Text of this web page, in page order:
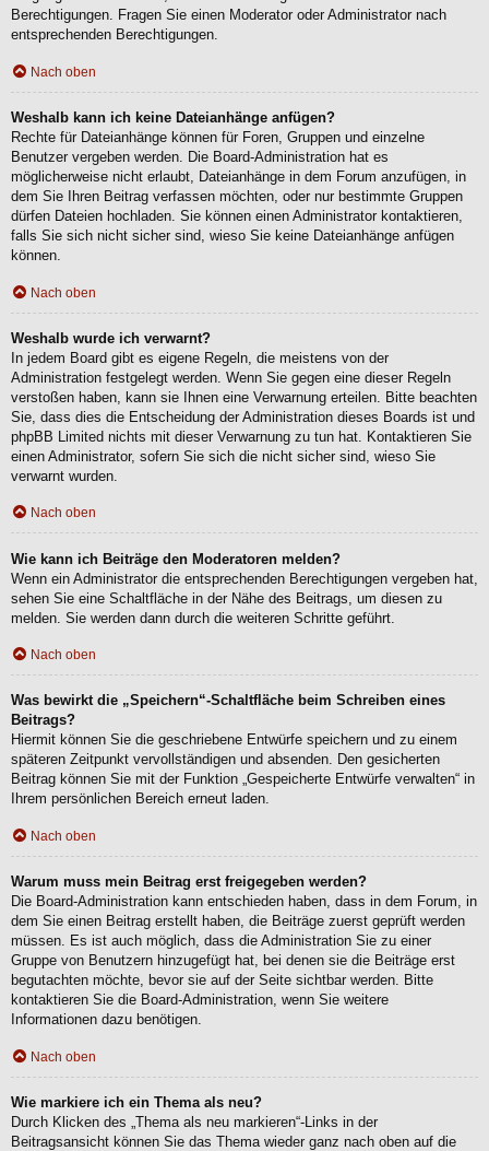
Berechtigungen. Fragen Sie einen Moderator oder Administrator nach
entsprechenden Berechtigungen.
Nach oben
Weshalb kann ich keine Dateianhänge anfügen?
Rechte für Dateianhänge können für Foren, Gruppen und einzelne
Benutzer vergeben werden. Die Board-Administration hat es
möglicherweise nicht erlaubt, Dateianhänge in dem Forum anzufügen, in
dem Sie Ihren Beitrag verfassen möchten, oder nur bestimmte Gruppen
dürfen Dateien hochladen. Sie können einen Administrator kontaktieren,
falls Sie sich nicht sicher sind, wieso Sie keine Dateianhänge anfügen
können.
Nach oben
Weshalb wurde ich verwarnt?
In jedem Board gibt es eigene Regeln, die meistens von der
Administration festgelegt werden. Wenn Sie gegen eine dieser Regeln
verstoßen haben, kann sie Ihnen eine Verwarnung erteilen. Bitte beachten
Sie, dass dies die Entscheidung der Administration dieses Boards ist und
phpBB Limited nichts mit dieser Verwarnung zu tun hat. Kontaktieren Sie
einen Administrator, sofern Sie sich die nicht sicher sind, wieso Sie
verwarnt wurden.
Nach oben
Wie kann ich Beiträge den Moderatoren melden?
Wenn ein Administrator die entsprechenden Berechtigungen vergeben hat,
sehen Sie eine Schaltfläche in der Nähe des Beitrags, um diesen zu
melden. Sie werden dann durch die weiteren Schritte geführt.
Nach oben
Was bewirkt die „Speichern“-Schaltfläche beim Schreiben eines
Beitrags?
Hiermit können Sie die geschriebene Entwürfe speichern und zu einem
späteren Zeitpunkt vervollständigen und absenden. Den gesicherten
Beitrag können Sie mit der Funktion „Gespeicherte Entwürfe verwalten“ in
Ihrem persönlichen Bereich erneut laden.
Nach oben
Warum muss mein Beitrag erst freigegeben werden?
Die Board-Administration kann entschieden haben, dass in dem Forum, in
dem Sie einen Beitrag erstellt haben, die Beiträge zuerst geprüft werden
müssen. Es ist auch möglich, dass die Administration Sie zu einer
Gruppe von Benutzern hinzugefügt hat, bei denen sie die Beiträge erst
begutachten möchte, bevor sie auf der Seite sichtbar werden. Bitte
kontaktieren Sie die Board-Administration, wenn Sie weitere
Informationen dazu benötigen.
Nach oben
Wie markiere ich ein Thema als neu?
Durch Klicken des „Thema als neu markieren“-Links in der
Beitragsansicht können Sie das Thema wieder ganz nach oben auf die